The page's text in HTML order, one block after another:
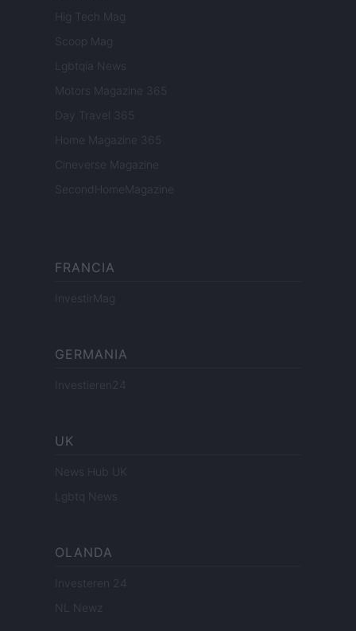
Hig Tech Mag
Scoop Mag
Lgbtqia News
Motors Magazine 365
Day Travel 365
Home Magazine 365
Cineverse Magazine
SecondHomeMagazine
FRANCIA
InvestirMag
GERMANIA
Investieren24
UK
News Hub UK
Lgbtq News
OLANDA
Investeren 24
NL Newz